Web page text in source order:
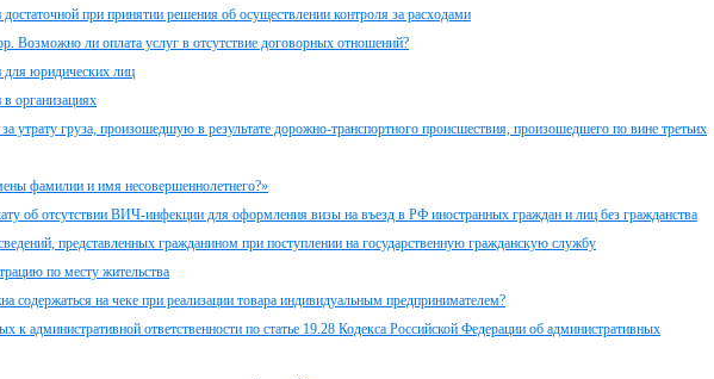
при принятии решения об осуществлении контроля за расходами
Возможно ли оплата услуг в отсутствие договорных отношений?
юридических лиц
организациях
за утрату груза, произошедшую в результате дорожно-транспортного происшествия, произошедшего по вине третьих
фамилии и имя несовершеннолетнего?»
об отсутствии ВИЧ-инфекции для оформления визы на въезд в РФ иностранных граждан и лиц без гражданства
представленных гражданином при поступлении на государственную гражданскую службу
по месту жительства
содержаться на чеке при реализации товара индивидуальным предпринимателем?
к административной ответственности по статье 19.28 Кодекса Российской Федерации об административных